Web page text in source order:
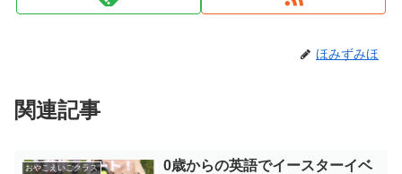
ほみずみほ
関連記事
おやこえいごクラス
0歳からの英語でイースターイベ